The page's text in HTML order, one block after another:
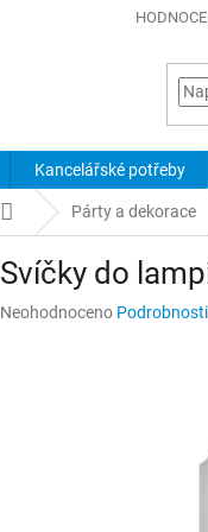
Kancelářské potřeby
Domů Párty a dekorace
Svíčky do
Průměrné
Neohodnoceno